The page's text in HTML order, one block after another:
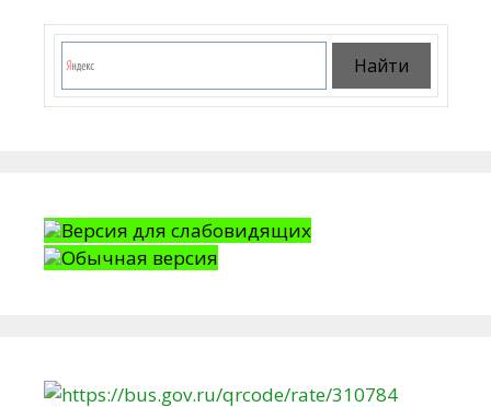
Версия для слабовидящих
Обычная версия